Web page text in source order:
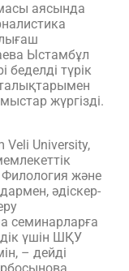
аясында
Ыстамбұл
беделді түрік
жүргізді.
Veli University,
және
әдіскер-
семинарларға
үшін ШҚУ
– дейді